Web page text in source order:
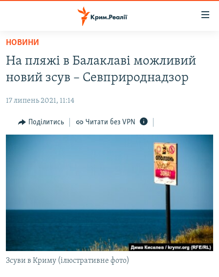
Перейти
основного
матеріалу
до
навігації
Перейти
ВІДЕО ТА ФОТО
ПОЛІТИКА
БЛОГИ
ДЕПОРТАЦІЯ
СВІДЧЕННЯ ОКУПАЦІЇ
УКРАЇНСЬКА ПРОБЛЕМА КРИМУ
ЯК ОБІЙТИ БЛОКУВАННЯ
Qırımtatar
НОВИНИ
На пляжі в Балаклаві можливий
новий зсув – Севприроднадзор
17 липень 2021, 11:14
Поділитись Читати без VPN
Зсуви в Криму (ілюстративне фото)